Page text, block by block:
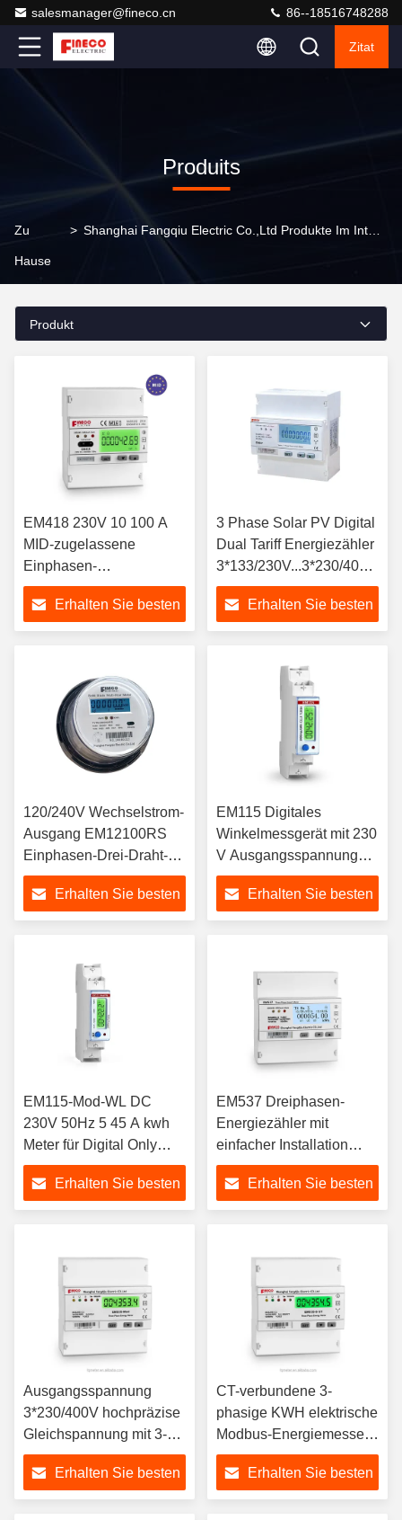
salesmanager@fineco.cn 86--18516748288
Zitat
Produits
Zu
Hause
>
Produkt
EM418 230V 10 100 A
MID-zugelassene
Einphasen-
Energiezähler mit
digitaler Anzeige und
RS485
Erhalten Sie besten
3 Phase Solar PV Digital
Dual Tariff Energiezähler
3*133/230V...3*230/400V
5 65 A -25 bis 55
Erhalten Sie besten
120/240V Wechselstrom-
Ausgang EM12100RS
Einphasen-Drei-Draht-
elektronische Steckdose-
Meter mit OEM
Erhalten Sie besten
EM115 Digitales
Winkelmessgerät mit 230
V Ausgangsspannung
und 5 45 A
Messenergiebereich
Erhalten Sie besten
EM115-Mod-WL DC
230V 50Hz 5 45 A kwh
Meter für Digital Only
Modbus RTU Smart
Wireless Lora
Energiezähler
Erhalten Sie besten
EM537 Dreiphasen-
Energiezähler mit
einfacher Installation
3*133/230V bis
3*230/400V 5 65 A
Erhalten Sie besten
Ausgangsspannung
3*230/400V hochpräzise
Gleichspannung mit 3-
phasigem elektrischem
Messgerät mit Störgerät
Erhalten Sie besten
CT-verbundene 3-
phasige KWH elektrische
Modbus-Energiemesser
mit individueller
Nennstrom
Erhalten Sie besten